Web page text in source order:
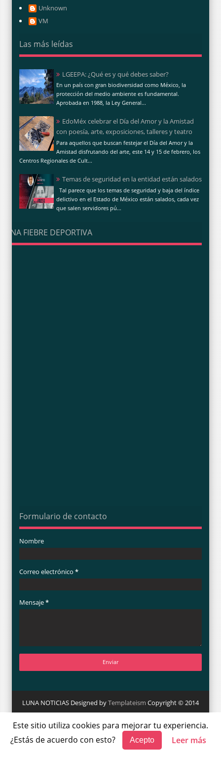
Este sitio utiliza cookies para mejorar tu experiencia.
¿Estás de acuerdo con esto?
Acepto Leer más
Unknown
VM
Las más leídas
LGEEPA: ¿Qué es y qué debes saber?
En un país con gran biodiversidad como México, la
protección del medio ambiente es fundamental.
Aprobada en 1988, la Ley General...
EdoMéx celebrar el Día del Amor y la Amistad
con poesía, arte, exposiciones, talleres y teatro
Para aquellos que buscan festejar el Día del Amor y la
Amistad disfrutando del arte, este 14 y 15 de febrero, los
Centros Regionales de Cult...
Temas de seguridad en la entidad están salados
Tal parece que los temas de seguridad y baja del índice
delictivo en el Estado de México están salados, cada vez
que salen servidores pú...
UNA FIEBRE DEPORTIVA
Formulario de contacto
Nombre
Correo electrónico *
Mensaje*
LUNA NOTICIAS Designed byTemplateism Copyright © 2014
1FD 1FiebreDeportiva
A propósito de
Acolman
AEM
Agencia Espacial Mexicana